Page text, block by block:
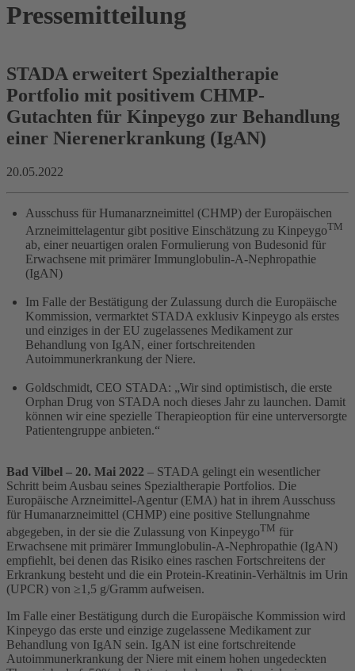
Pressemitteilung
STADA erweitert Spezialtherapie
Portfolio mit positivem CHMP-
Gutachten für Kinpeygo zur Behandlung
einer Nierenerkrankung (IgAN)
20.05.2022
Ausschuss für Humanarzneimittel (CHMP) der Europäischen
Arzneimittelagentur gibt positive Einschätzung zu KinpeygoTM
ab, einer neuartigen oralen Formulierung von Budesonid für
Erwachsene mit primärer Immunglobulin-A-Nephropathie
(IgAN)
Im Falle der Bestätigung der Zulassung durch die Europäische
Kommission, vermarktet STADA exklusiv Kinpeygo als erstes
und einziges in der EU zugelassenes Medikament zur
Behandlung von IgAN, einer fortschreitenden
Autoimmunerkrankung der Niere.
Goldschmidt, CEO STADA: „Wir sind optimistisch, die erste
Orphan Drug von STADA noch dieses Jahr zu launchen. Damit
können wir eine spezielle Therapieoption für eine unterversorgte
Patientengruppe anbieten.“
Bad Vilbel – 20. Mai 2022 – STADA gelingt ein wesentlicher
Schritt beim Ausbau seines Spezialtherapie Portfolios. Die
Europäische Arzneimittel-Agentur (EMA) hat in ihrem Ausschuss
für Humanarzneimittel (CHMP) eine positive Stellungnahme
abgegeben, in der sie die Zulassung von KinpeygoTM für
Erwachsene mit primärer Immunglobulin-A-Nephropathie (IgAN)
empfiehlt, bei denen das Risiko eines raschen Fortschreitens der
Erkrankung besteht und die ein Protein-Kreatinin-Verhältnis im Urin
(UPCR) von ≥1,5 g/Gramm aufweisen.
Im Falle einer Bestätigung durch die Europäische Kommission wird
Kinpeygo das erste und einzige zugelassene Medikament zur
Behandlung von IgAN sein. IgAN ist eine fortschreitende
Autoimmunerkrankung der Niere mit einem hohen ungedeckten